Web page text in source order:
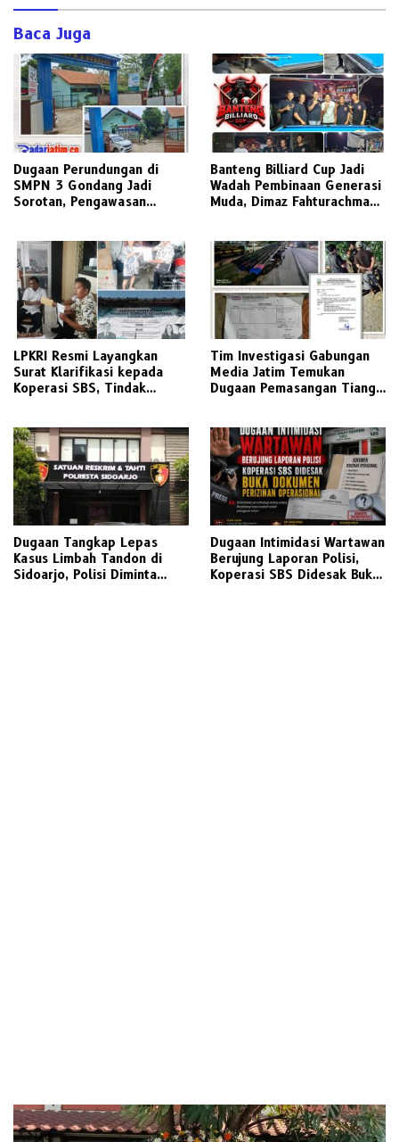
Baca Juga
Dugaan Perundungan di
SMPN 3 Gondang Jadi
Sorotan, Pengawasan
Turun Tangan
Banteng Billiard Cup Jadi
Wadah Pembinaan Generasi
Muda, Dimaz Fahturachman
LPKRI Resmi Layangkan
Surat Klarifikasi kepada
Koperasi SBS, Tindak
Dugaan Pelanggaran
Perkoperasian
Tim Investigasi Gabungan
Media Jatim Temukan
Dugaan Pemasangan Tiang
Pasuruan
Dugaan Tangkap Lepas
Kasus Limbah Tandon di
Sidoarjo, Polisi Diminta
Dugaan Intimidasi Wartawan
Berujung Laporan Polisi,
Koperasi SBS Didesak Buka